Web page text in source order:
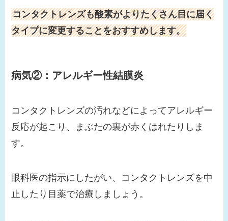
コンタクトレンズも酸素がよりたくさん目に届く
タイプに変更することをおすすめします。
病気②：アレルギー性結膜炎
コンタクトレンズの汚れなどによってアレルギー
反応が起こり、まぶたの裏が赤くはれたりしま
す。
眼科医の指示にしたがい、コンタクトレンズを中
止したり目薬で治療しましょう。